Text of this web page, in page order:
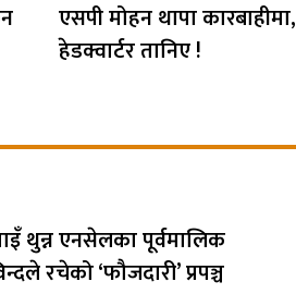
एसपी मोहन थापा कारबाहीमा,
हेडक्वार्टर तानिए !
थुन्न एनसेलका पूर्वमालिक
रचेको ‘फौजदारी’ प्रपञ्च